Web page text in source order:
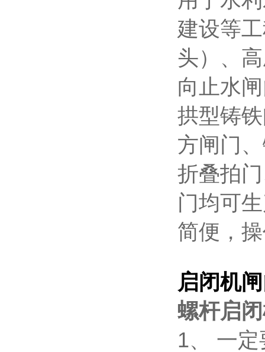
建设等
头）、
向止水
拱型铸
方闸门
折叠拍
门均可
简便，
启闭机
螺杆启
1、 一